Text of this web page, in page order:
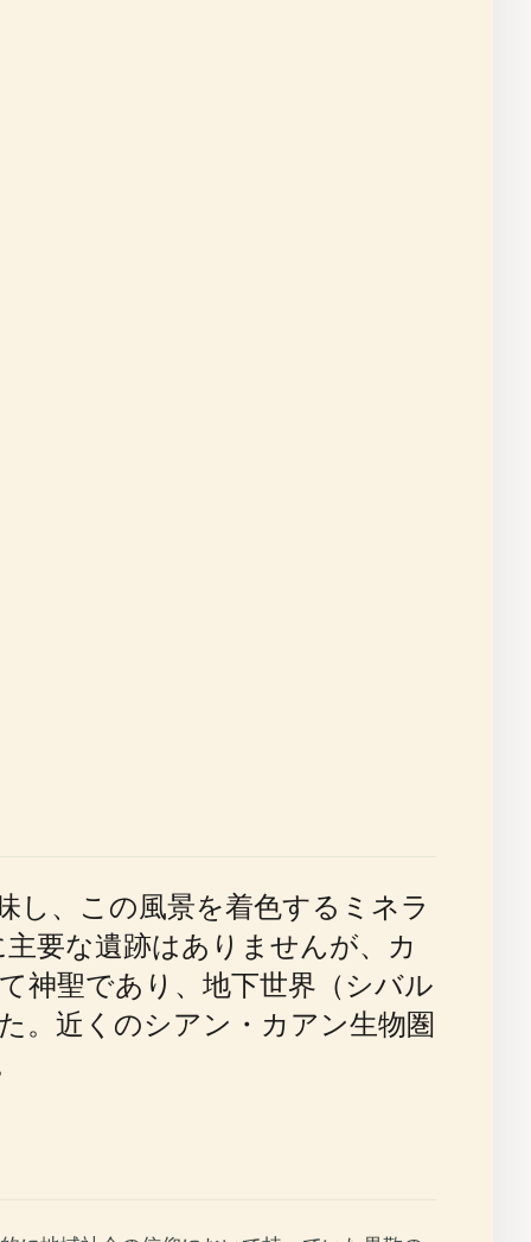
し、この風景を着色するミネラ
要な遺跡はありませんが、カ
神聖であり、地下世界（シバル
。近くのシアン・カアン生物圏